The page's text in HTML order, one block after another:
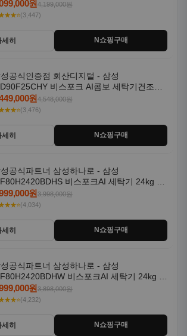
자동문열림 1등급
원4,199,000원
(3,447)
히 N쇼핑구매
공식인증점 회산디지털 - 삼성
비스포크 AI콤보 세탁기건조기
형 25kg+18kg 1등급
원4,548,000원
(3,476)
히 N쇼핑구매
공식파트너 삼성하나로 - 삼성
비스포크AI 세탁기 24kg 건
20kg 세제자동투입
원3,998,000원
(4,034)
히 N쇼핑구매
공식파트너 삼성하나로 - 삼성
비스포크AI 세탁기 24kg 건
20kg 세제자동투입
원3,898,000원
(4,232)
히 N쇼핑구매